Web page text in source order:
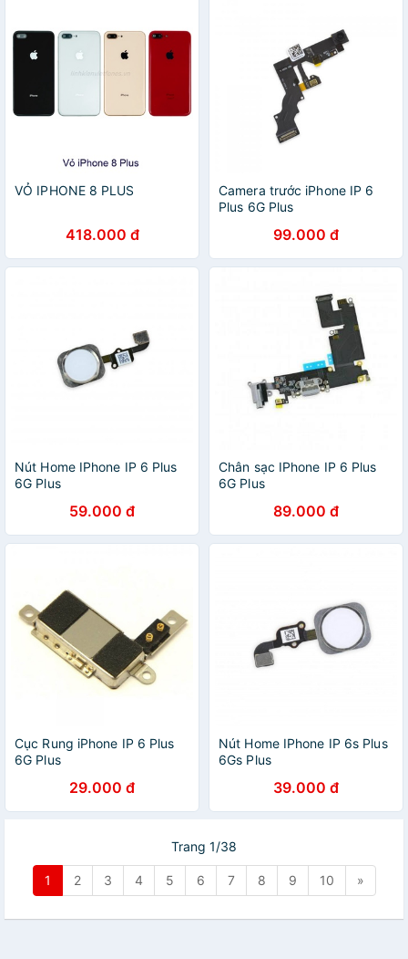
VỎ IPHONE 8 PLUS
418.000 đ
Camera trước iPhone IP 6
Plus 6G Plus
99.000 đ
Nút Home IPhone IP 6 Plus
6G Plus
59.000 đ
Chân sạc IPhone IP 6 Plus
6G Plus
89.000 đ
Cục Rung iPhone IP 6 Plus
6G Plus
29.000 đ
Nút Home IPhone IP 6s Plus
6Gs Plus
39.000 đ
Trang 1/38
1 2 3 4 5 6 7 8 9 10 »